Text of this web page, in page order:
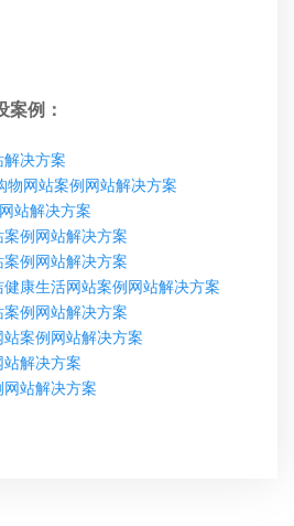
例：
决方案
网站案例网站解决方案
站解决方案
例网站解决方案
例网站解决方案
康生活网站案例网站解决方案
例网站解决方案
案例网站解决方案
解决方案
站解决方案